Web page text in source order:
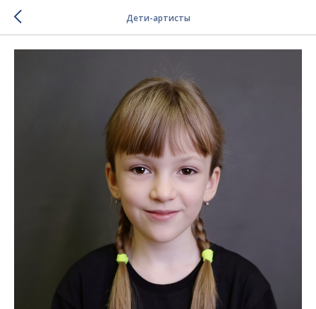
Дети-артисты